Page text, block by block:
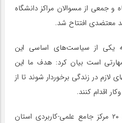
و جمعی از مسوالان مراکز دانشگاه
معتضدی افتتاح شد.
یکی از سیاست‌های اساسی این
است بیان کرد: هدف ما این
لازم در زندگی برخوردار شوند تا از
اقدام کنند.
وی با بیان اینکه هر یک از ۲۰ مرکز جامع علمی-کاربردی استان